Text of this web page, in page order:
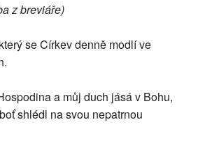
z breviáře)
se Církev denně modlí ve
a můj duch jásá v Bohu,
shlédl na svou nepatrnou